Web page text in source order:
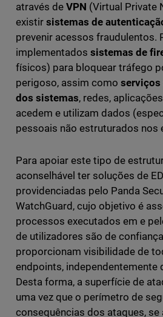
através de VPN (Virtual Private
existir sistemas de
prevenir acessos fraudulentos.
implementados sistemas de
físicos) para bloquear tráfego
perigoso, assim como serviços
dos sistemas, redes,
acedem e utilizam dados
pessoais não estruturados nos
Para apoiar este tipo de
aconselhável ter soluções de
providenciadas pelo Panda
WatchGuard, cujo objetivo é
processos executados em e
de utilizadores são de
proporcionam visibilidade de
endpoints, independentemente
Desta forma, a superfície de
uma vez que o perímetro de
consequências dos ataques,